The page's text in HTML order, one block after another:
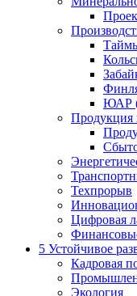
ЮАР
Продукция
Техпрорыв
Цифровая
5 Устойчивое
Кадровая
Экология